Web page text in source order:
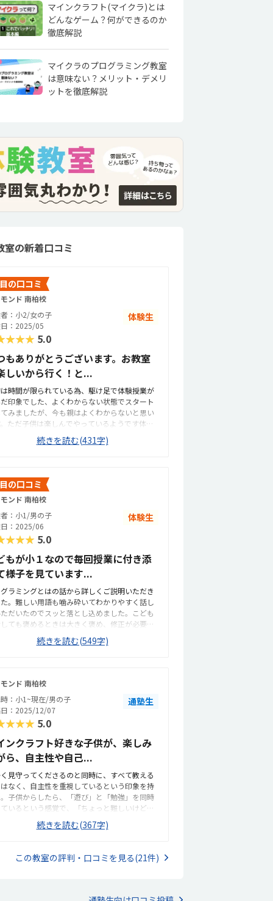
マインクラフト(マイクラ)とは
どんなゲーム？何ができるのか
徹底解説
マイクラのプログラミング教室
は意味ない？メリット・デメリ
ットを徹底解説
室の新着口コミ
の口コミ
ンド 南柏校
：小2/女の子
：2025/05
体験生
5.0
もありがとうございます。お教室
しいから行く！と...
時間が限られている為、駆け足で体験授業が
印象でした、よくわからない状態でスタート
みましたが、今も親はよくわからないと思い
ただ子供は楽しんでやっているようです体験
特段問題はなかったと思いますが、最初なので
ような流れなのかと自然と受け入れました。家
要な設備は全て揃っているかと思います、機
理の為かお教室が少し暗か感じる印象がある
体無いです初めてのプログラミング教室です
金は正直よくわかりません。子供が楽しくて
出れば安いですし、そうでなければ高いと感
思います。ゲーム感覚で進めておりますが、
にプログラムを打つことになるレベルになった
点と点が線で頭の中で結びつくのが、、がまだ
からないレベルです先生が優しくて、子供が
なるような仕組みを作ってくれている行動が
るのがすごく好感が持てます。
続きを読む(431字)
の口コミ
ンド 南柏校
：小1/男の子
：2025/06
体験生
5.0
もが小１なので毎回授業に付き添
様子を見ています...
ラミングとはの話から詳しくご説明いただき
。難しい用語も噛み砕いてわかりやすく話し
だいたのでスッと落とし込めました。こども
ても褒めるときは大きく褒め、修正が必要な
はポジティブに教えてくださったのでこどもの
いに繋がったのだと思います。先生のお陰で
１時間あっという間だそうです。家に帰って
とやりたいと話しています。家から近いので
便利です。駅からも近くコンビニやスーパー
ので立地は良い場所です。ドアを開けたらマ
の世界が広がっていて楽しい雰囲気です。先
を置いたりぬいぐるみや小物も多く工夫され
す。綺麗で清潔感もあります。他の習い事を
難い金額かなと思います。授業のクラス料金
で抑えられているので、追加でもっとやりた
うこどもの希望にも前向きに応えられます。
時に頑張ったらマイクラグッツをプレゼン
にこどもは惹かれてましたが、今ではプログラ
グが楽しくて通っています。先生との相性が一
続きを読む(549字)
ンド 南柏校
：小1~現在/男の子
：2025/12/07
通塾生
5.0
ンクラフト好きな子供が、楽しみ
ら、自主性や自己...
見守ってくださるのと同時に、すべて教える
なく、自主性を重視しているという印象を持
子供からしたら、「遊び」と「勉強」を同時
いるという感覚で、「ちょっと難しいけど、
りたい」と思えているのが良い。駅から近いた
便性が良く、周辺環境も悪くないので、安心し
生徒さん達が自ら通いたいと思えているように
る。設備にも無駄がなく、学びやすい環境。
じていることに挑戦したいと思えている様子
続きを読む(367字)
この教室の評判・口コミを見る(21件)